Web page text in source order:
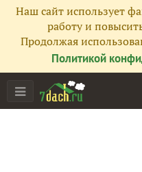
Наш сайт использует
работу и
Продолжая
Политикой